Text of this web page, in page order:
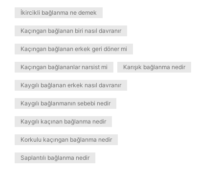
İkircikli bağlanma ne demek
Kaçıngan bağlanan biri nasıl davranır
Kaçıngan bağlanan erkek geri döner mi
Kaçıngan bağlananlar narsist mi Karışık bağlanma nedir
Kaygılı bağlanan erkek nasıl davranır
Kaygılı bağlanmanın sebebi nedir
Kaygılı kaçınan bağlanma nedir
Korkulu kaçıngan bağlanma nedir
Saplantılı bağlanma nedir